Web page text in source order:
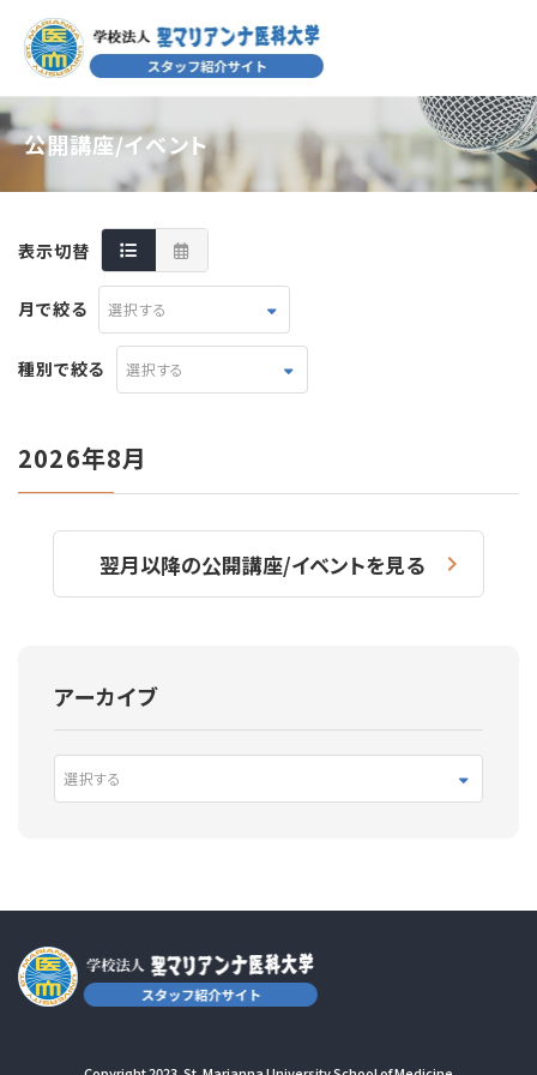
公開講座/イベント
表示切替
月で絞る 選択する
種別で絞る 選択する
2026年8月
翌月以降の公開講座/イベントを見る
アーカイブ
選択する